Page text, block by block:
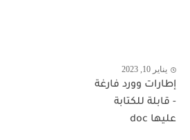
يناير 10, 2023
إطارات وورد فارغة
- قابلة للكتابة
عليها doc